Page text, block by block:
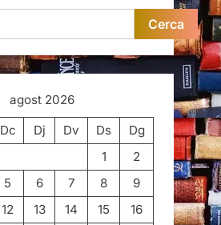
Cerca
agost 2026
Dc Dj Dv Ds
Dg
1
2
5 6 7 8
9
12 13 14 15
16